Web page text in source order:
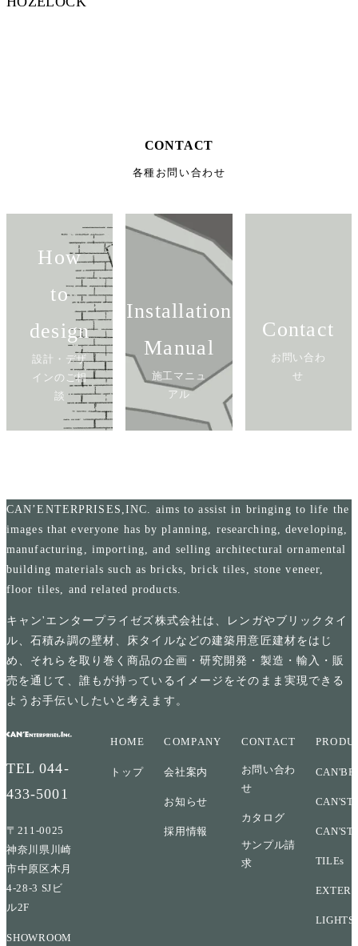
CONTACT
各種お問い合わせ
How
to
design
設計・デザ
インのご相
談
Installation
Manual
施工マニュ
アル
Contact
お問い合わ
せ
CAN’ENTERPRISES,INC. aims to assist in bringing to life the
images that everyone has by planning, researching, developing,
manufacturing, importing, and selling architectural ornamental
building materials such as bricks, brick tiles, stone veneer,
floor tiles, and related products.
キャン'エンタープライゼズ株式会社は、レンガやブリックタイ
ル、石積み調の壁材、床タイルなどの建築用意匠建材をはじ
め、それらを取り巻く商品の企画・研究開発・製造・輸入・販
売を通じて、誰もが持っているイメージをそのまま実現できる
ようお手伝いしたいと考えます。
TEL044-
433-5001
〒211-0025
神奈川県川崎
市中原区木月
4-28-3 SJビ
ル2F
SHOWROOM
HOME
トップ
COMPANY
会社案内
お知らせ
採用情報
CONTACT
お問い合わ
せ
カタログ
サンプル請
求
TILEs
LIGHTS